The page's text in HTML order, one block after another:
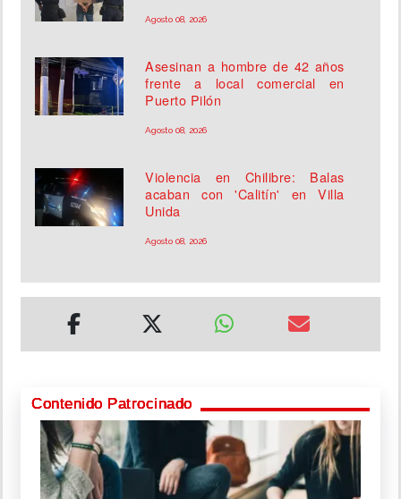
Agosto 08, 2026
Asesinan a hombre de 42 años
frente a local comercial en
Puerto Pilón
Agosto 08, 2026
Violencia en Chilibre: Balas
acaban con 'Calitín' en Villa
Unida
Agosto 08, 2026
Contenido Patrocinado